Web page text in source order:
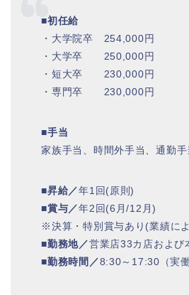
■初任給
・大学院卒 254,000円
・大学卒 250,000円
・短大卒 230,000円
・専門卒 230,000円
■手当
家族手当、時間外手当、通勤手
■昇給／年1回(原則)
■賞与／年2回(6月/12月)
※決算・特別賞与あり(業績に
■勤務地／営業店33カ店および
■勤務時間／8:30～17:30（実働